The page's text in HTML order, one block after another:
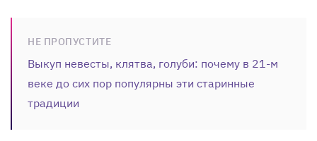
НЕ ПРОПУСТИТЕ
Выкуп невесты, клятва, голуби: почему в 21-м
веке до сих пор популярны эти старинные
традиции